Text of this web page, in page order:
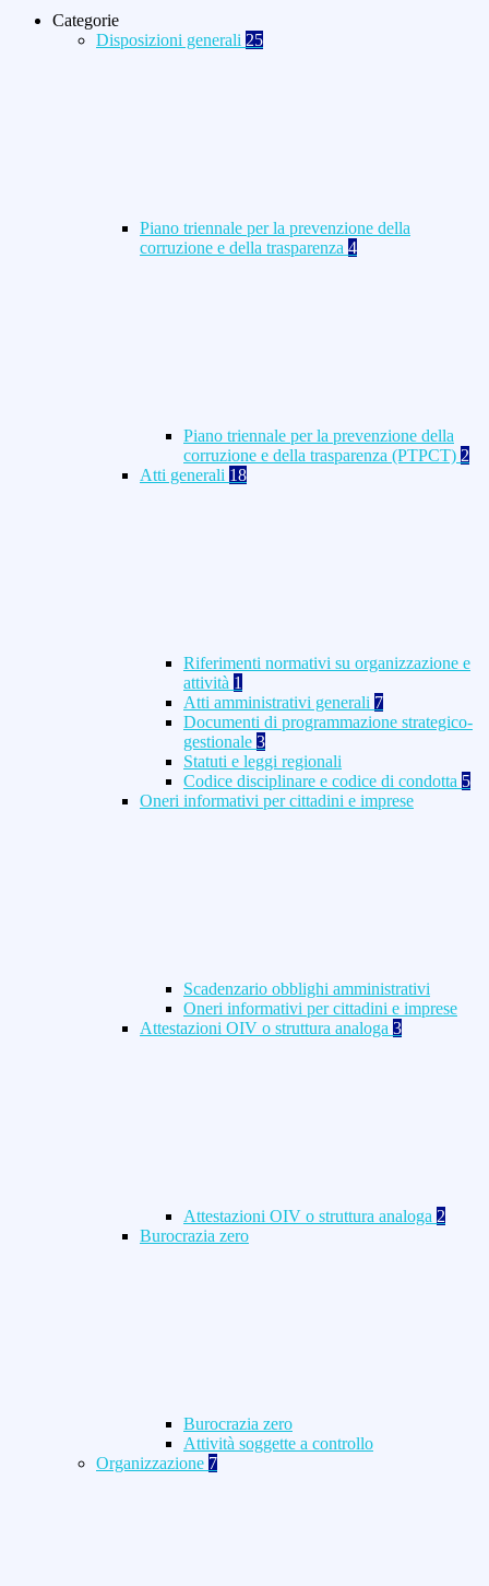
Categorie
Disposizioni generali 25
Piano triennale per la prevenzione della
corruzione e della trasparenza 4
Piano triennale per la prevenzione della
corruzione e della trasparenza (PTPCT) 2
Atti generali 18
Riferimenti normativi su organizzazione e
attività 1
Atti amministrativi generali 7
Documenti di programmazione strategico-
gestionale 3
Statuti e leggi regionali
Codice disciplinare e codice di condotta 5
Oneri informativi per cittadini e imprese
Scadenzario obblighi amministrativi
Oneri informativi per cittadini e imprese
Attestazioni OIV o struttura analoga 3
Attestazioni OIV o struttura analoga 2
Burocrazia zero
Burocrazia zero
Attività soggette a controllo
Organizzazione 7